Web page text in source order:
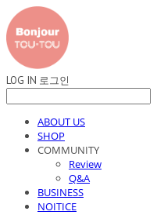
LOG IN 로그인
ABOUT US
SHOP
COMMUNITY
Review
Q&A
BUSINESS
NOITICE